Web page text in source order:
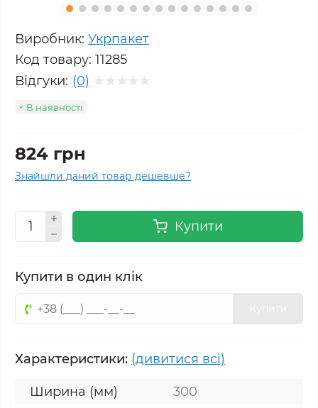
Виробник: Укрпакет
Код товару: 11285
Відгуки: (0)
В наявності
824 грн
Знайшли даний товар дешевше?
Купити
Купити в один клік
Характеристики: (дивитися всі)
Ширина (мм)
300